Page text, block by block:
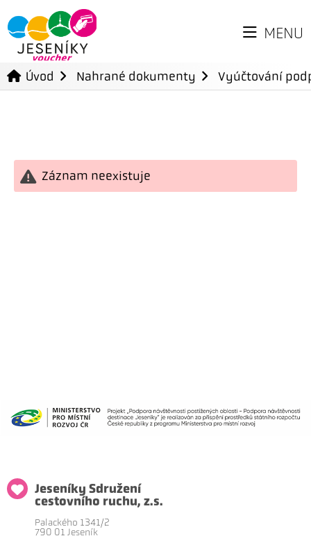
MENU
Úvod Nahrané dokumenty Vyúčtování
Záznam neexistuje
Jeseníky Sdružení
cestovního ruchu, z.s.
Palackého 1341/2
790 01 Jeseník